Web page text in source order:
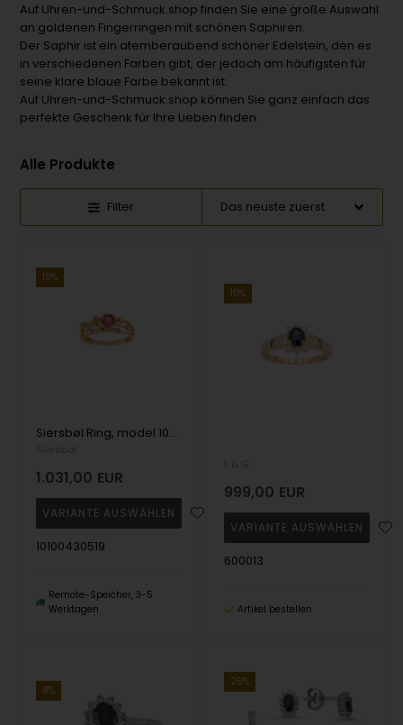
Auf Uhren-und-Schmuck.shop finden Sie eine große Auswahl
an goldenen Fingerringen mit schönen Saphiren.
Der Saphir ist ein atemberaubend schöner Edelstein, den es
in verschiedenen Farben gibt, der jedoch am häufigsten für
seine klare blaue Farbe bekannt ist.
Auf Uhren-und-Schmuck.shop können Sie ganz einfach das
perfekte Geschenk für Ihre Lieben finden.
Alle Produkte
Filter
19%
Siersbøl Ring, model 10100430519
1.031,00 EUR
10100430519
Remote-Speicher, 3-5
Werktagen
10%
999,00 EUR
600013
Artikel bestellen
8%
26%